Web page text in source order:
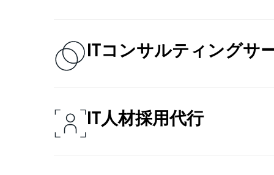
ITコンサルティングサ
IT人材採用代行